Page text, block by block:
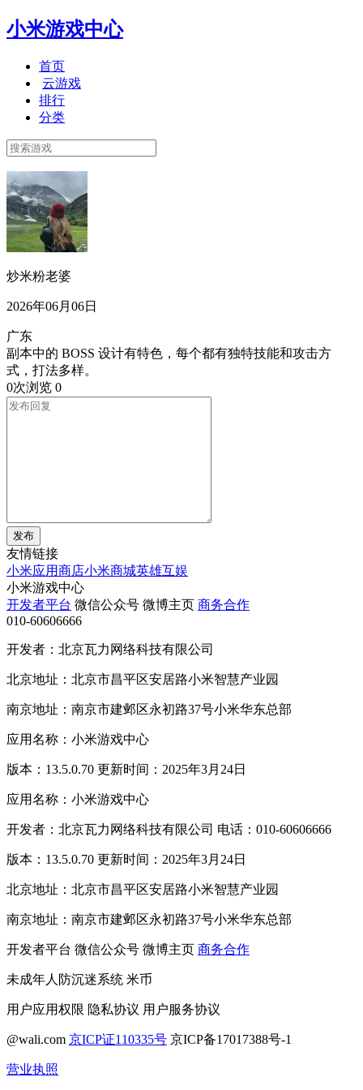
小米游戏中心
首页
云游戏
排行
分类
炒米粉老婆
2026年06月06日
广东
副本中的 BOSS 设计有特色，每个都有独特技能和攻击方
式，打法多样。
0次浏览 0
发布
友情链接
小米应用商店小米商城英雄互娱
小米游戏中心
开发者平台 微信公众号 微博主页 商务合作
010-60606666
开发者：北京瓦力网络科技有限公司
北京地址：北京市昌平区安居路小米智慧产业园
南京地址：南京市建邺区永初路37号小米华东总部
应用名称：小米游戏中心
版本：13.5.0.70 更新时间：2025年3月24日
应用名称：小米游戏中心
开发者：北京瓦力网络科技有限公司 电话：010-60606666
版本：13.5.0.70 更新时间：2025年3月24日
北京地址：北京市昌平区安居路小米智慧产业园
南京地址：南京市建邺区永初路37号小米华东总部
开发者平台 微信公众号 微博主页 商务合作
未成年人防沉迷系统 米币
用户应用权限 隐私协议 用户服务协议
@wali.com 京ICP证110335号 京ICP备17017388号-1
营业执照